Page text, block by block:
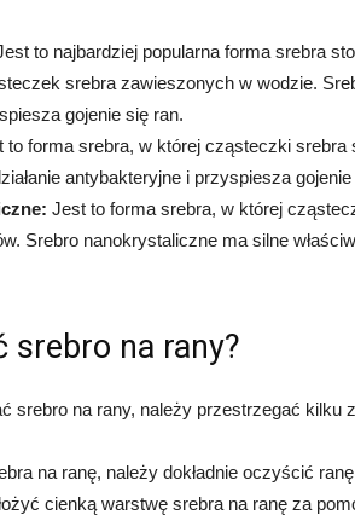
to najbardziej popularna forma srebra
srebra zawieszonych w wodzie.
gojenie się ran.
to forma srebra, w której cząsteczki srebra
antybakteryjne i przyspiesza
Jest to forma srebra, w której
Srebro nanokrystaliczne ma silne
srebro na rany?
srebro na rany, należy przestrzegać kilku
na ranę, należy dokładnie oczyścić
cienką warstwę srebra na ranę za